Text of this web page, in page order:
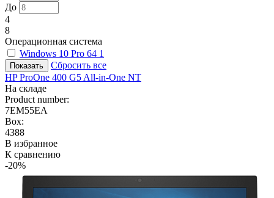
До
4
8
Операционная система
Windows 10 Pro 64 1
Сбросить все
HP ProOne 400 G5 All-in-One NT
На складе
Product number:
7EM55EA
Box:
4388
В избранное
К сравнению
-20%